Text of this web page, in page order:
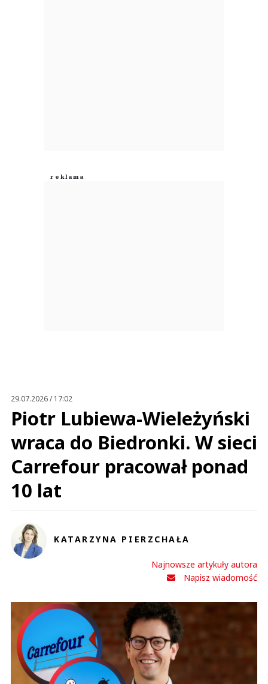
29.07.2026 / 17:02
Piotr Lubiewa-Wieleżyński
wraca do Biedronki. W sieci
Carrefour pracował ponad
10 lat
KATARZYNA PIERZCHAŁA
Najnowsze artykuły autora
Napisz wiadomość